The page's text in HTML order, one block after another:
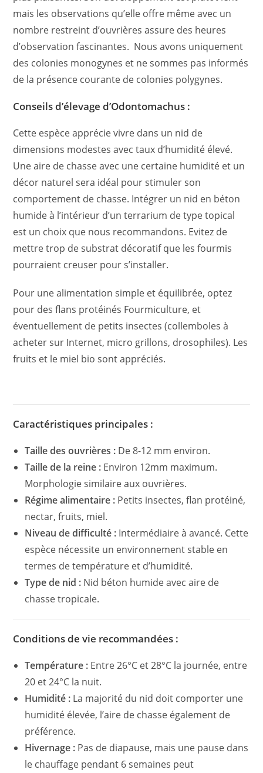
mais les observations qu’elle offre même avec un
nombre restreint d’ouvrières assure des heures
d’observation fascinantes. Nous avons uniquement
des colonies monogynes et ne sommes pas informés
de la présence courante de colonies polygynes.
Conseils d’élevage d’Odontomachus :
Cette espèce apprécie vivre dans un nid de
dimensions modestes avec taux d’humidité élevé.
Une aire de chasse avec une certaine humidité et un
décor naturel sera idéal pour stimuler son
comportement de chasse. Intégrer un nid en béton
humide à l’intérieur d’un terrarium de type topical
est un choix que nous recommandons. Evitez de
mettre trop de substrat décoratif que les fourmis
pourraient creuser pour s’installer.
Pour une alimentation simple et équilibrée, optez
pour des flans protéinés Fourmiculture, et
éventuellement de petits insectes (collemboles à
acheter sur Internet, micro grillons, drosophiles). Les
fruits et le miel bio sont appréciés.
Caractéristiques principales :
Taille des ouvrières : De 8-12 mm environ.
Taille de la reine : Environ 12mm maximum.
Morphologie similaire aux ouvrières.
Régime alimentaire : Petits insectes, flan protéiné,
nectar, fruits, miel.
Niveau de difficulté : Intermédiaire à avancé. Cette
espèce nécessite un environnement stable en
termes de température et d’humidité.
Type de nid : Nid béton humide avec aire de
chasse tropicale.
Conditions de vie recommandées :
Température : Entre 26°C et 28°C la journée, entre
20 et 24°C la nuit.
Humidité : La majorité du nid doit comporter une
humidité élevée, l’aire de chasse également de
préférence.
Hivernage : Pas de diapause, mais une pause dans
le chauffage pendant 6 semaines peut